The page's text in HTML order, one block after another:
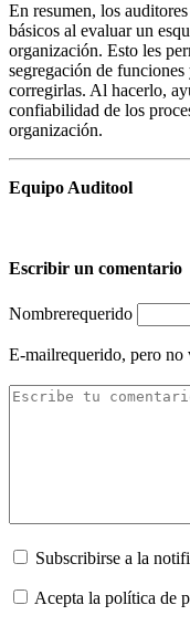
En resumen, los
básicos al evaluar un
organización. Esto les
segregación de
corregirlas. Al hacerlo,
confiabilidad de los
organización.
Equipo Auditool
Escribir un comentario
Nombrerequerido
E-mailrequerido, pero no
Subscribirse a la
Acepta la política de